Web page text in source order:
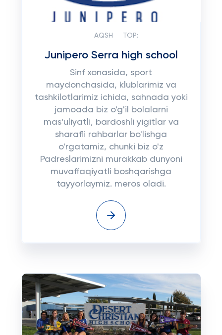
AQSH TOP:
Junipero Serra high school
Sinf xonasida, sport
maydonchasida, klublarimiz va
tashkilotlarimiz ichida, sahnada yoki
jamoada biz o'g'il bolalarni
mas'uliyatli, bardoshli yigitlar va
sharafli rahbarlar bo'lishga
o'rgatamiz, chunki biz o'z
Padreslarimizni murakkab dunyoni
muvaffaqiyatli boshqarishga
tayyorlaymiz. meros oladi.